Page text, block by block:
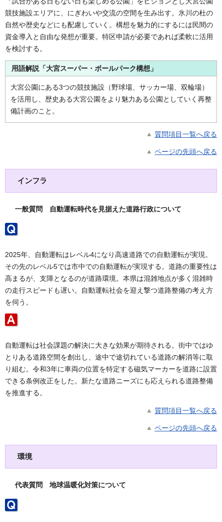
競技施設エリアに、にぎわいや交流の空間を生み出す。氷川の杜の
自然や歴史などにも配慮していく。構想を魅力的にするには民間の
資金導入と自由な発想が重要。特区申請が必要であれば柔軟に活用
を検討する。
用語解説「大宮スーパー・ボールパーク構想」
大宮公園にある3つの競技施設（野球場、サッカー場、双輪場）
を活用し、歴史ある大宮公園をより魅力ある公園としていく再整
備計画のこと。
質問項目一覧へ戻る
ページの先頭へ戻る
インフラ
一般質問 自動運転時代を見据えた道路行政について
2025年、自動運転はレベル4になり高速道路での自動運転が実現。
その先のレベル5では市中での自動運転が実現する。道路の重要性は
高まるが、支障となるのが道路環境。本県は混雑地点が多く混雑時
の走行スピードも遅い。自動運転社会を迎え撃つ道路整備の考え方
を伺う。
自動運転は社会課題の解決に大きな効果が期待される。街中ではゆ
とりある道路空間を創出し、途中で途切れている道路の解消等に取
り組む。令和3年に車両の位置を特定する磁気マーカーを道路に設置
できる条例改正をした。新たな道路ニーズにも応えられる道路整備
を推進する。
質問項目一覧へ戻る
ページの先頭へ戻る
環境
代表質問 地球温暖化対策について